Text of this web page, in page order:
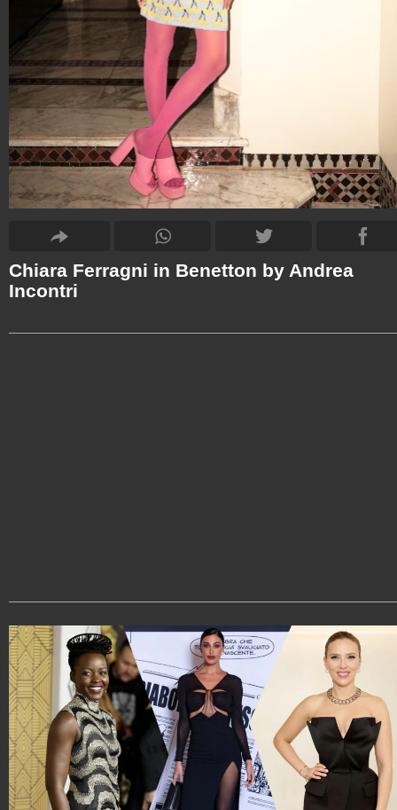
Chiara Ferragni in Benetton by Andrea
Incontri